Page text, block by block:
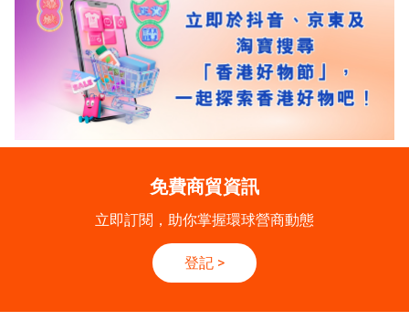
免費商貿資訊
立即訂閱，助你掌握環球營商動態
登記 >